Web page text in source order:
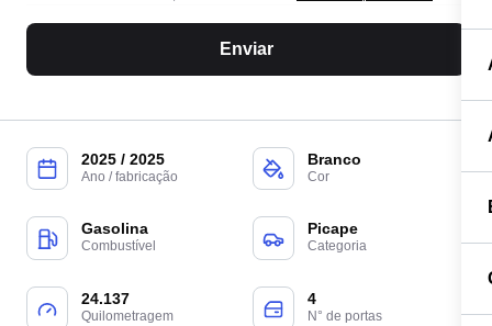
2025 / 2025
Ano / fabricação
Branco
Cor
Gasolina
Combustível
Picape
Categoria
24.137
Quilometragem
4
N° de portas
Enviar